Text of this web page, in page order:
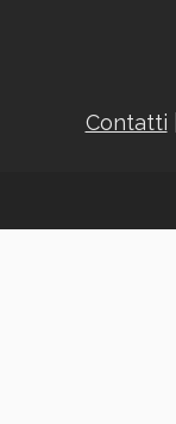
Contatti